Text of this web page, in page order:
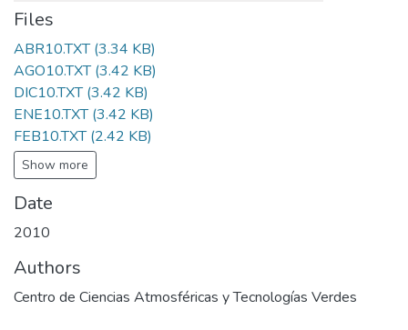
Files
ABR10.TXT(3.34 KB)
AGO10.TXT(3.42 KB)
DIC10.TXT(3.42 KB)
ENE10.TXT(3.42 KB)
FEB10.TXT(2.42 KB)
Show more
Date
2010
Authors
Centro de Ciencias Atmosféricas y Tecnologías Verdes